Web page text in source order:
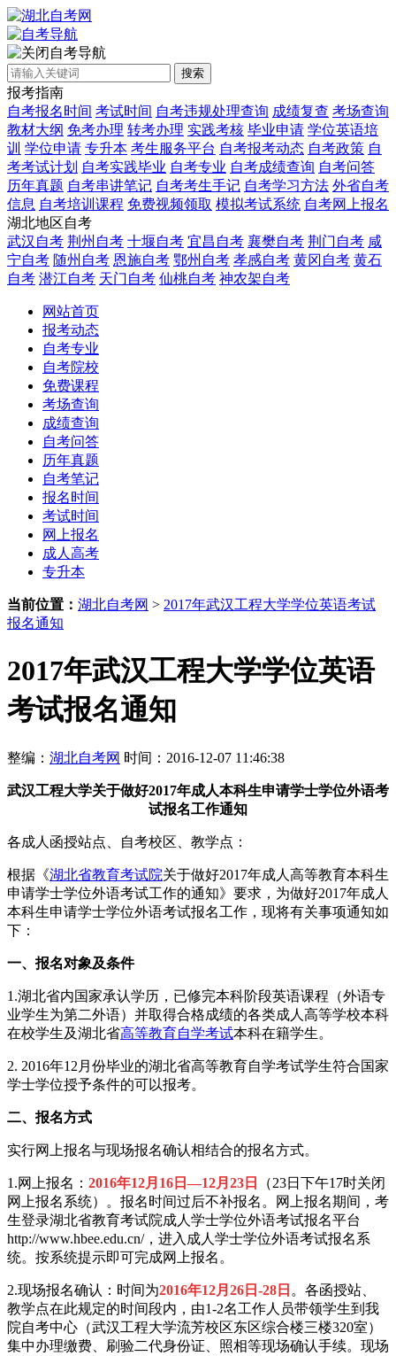
自考导航
搜索
报考指南
自考报名时间 考试时间 自考违规处理查询 成绩复查 考场查询
教材大纲 免考办理 转考办理 实践考核 毕业申请 学位英语培
训 学位申请 专升本 考生服务平台 自考报考动态 自考政策 自
考考试计划 自考实践毕业 自考专业 自考成绩查询 自考问答
历年真题 自考串讲笔记 自考考生手记 自考学习方法 外省自考
信息 自考培训课程 免费视频领取 模拟考试系统 自考网上报名
湖北地区自考
武汉自考 荆州自考 十堰自考 宜昌自考 襄樊自考 荆门自考 咸
宁自考 随州自考 恩施自考 鄂州自考 孝感自考 黄冈自考 黄石
自考 潜江自考 天门自考 仙桃自考 神农架自考
网站首页
报考动态
自考专业
自考院校
免费课程
考场查询
成绩查询
自考问答
历年真题
自考笔记
报名时间
考试时间
网上报名
成人高考
专升本
当前位置： 湖北自考网 > 2017年武汉工程大学学位英语考试
报名通知
2017年武汉工程大学学位英语
考试报名通知
整编： 湖北自考网 时间：2016-12-07 11:46:38
武汉工程大学关于做好2017年成人本科生申请学士学位外语考
试报名工作通知
各成人函授站点、自考校区、教学点：
根据《湖北省教育考试院关于做好2017年成人高等教育本科生
申请学士学位外语考试工作的通知》要求，为做好2017年成人
本科生申请学士学位外语考试报名工作，现将有关事项通知如
下：
一、 报名对象及条件
1.湖北省内国家承认学历，已修完本科阶段英语课程（外语专
业学生为第二外语）并取得合格成绩的各类成人高等学校本科
在校学生及湖北省高等教育自学考试本科在籍学生。
2. 2016年12月份毕业的湖北省高等教育自学考试学生符合国家
学士学位授予条件的可以报考。
二、报名方式
实行网上报名与现场报名确认相结合的报名方式。
1.网上报名： 2016年12月 16 日 —12月23日
（23日下午17时关闭
网上报名系统）。报名时间过后不补报名。网上报名期间，考
生登录湖北省教育考试院成人学士学位外语考试报名平台
http://www.hbee.edu.cn/，进入成人学士学位外语考试报名系
统。按系统提示即可完成网上报名。
2.现场报名确认：时间为2016年12月26日-28日 。各函授站、
教学点在此规定的时间段内，由1-2名工作人员带领学生到我
院自考中心（武汉工程大学流芳校区东区综合楼三楼320室）
集中办理缴费、刷验二代身份证、照相等现场确认手续。现场